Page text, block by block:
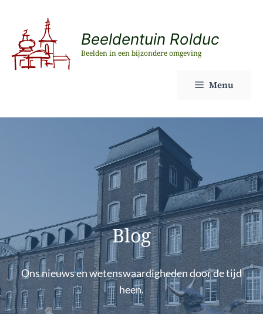
inhoud
Beeldentuin Rolduc
Beelden in een bijzondere omgeving
Menu
Blog
Ons nieuws en wetenswaardigheden door de tijd
heen.